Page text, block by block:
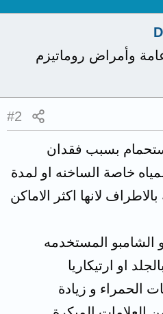
وأمراض روماتيزم
#2
بسبب فقدان
خاصة الساخنه او لمدة
لانها اكثر الاماكن
الشامبو المستخدمه
او ارتيكاريا
الحمراء و زيادة